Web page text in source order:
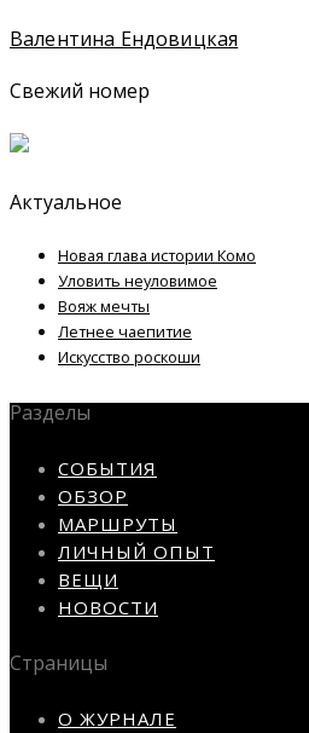
Валентина Ендовицкая
Свежий номер
Актуальное
Новая глава истории Комо
Уловить неуловимое
Вояж мечты
Летнее чаепитие
Искусство роскоши
Разделы
СОБЫТИЯ
ОБЗОР
МАРШРУТЫ
ЛИЧНЫЙ ОПЫТ
ВЕЩИ
НОВОСТИ
Страницы
О ЖУРНАЛЕ